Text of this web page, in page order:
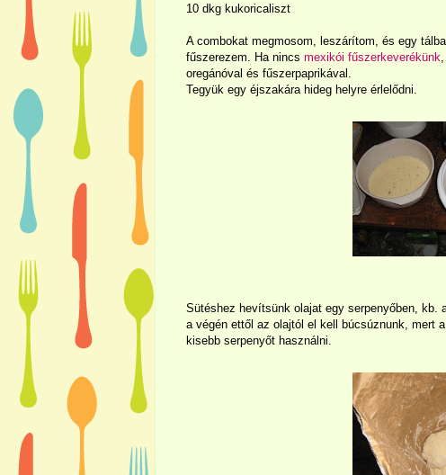
10 dkg kukoricaliszt
A combokat megmosom, leszárítom, és egy
fűszerezem. Ha nincs mexikói fűszerkeverékünk
oregánóval és fűszerpaprikával.
Tegyük egy éjszakára hideg helyre érlelődni.
Sütéshez hevítsünk olajat egy serpenyőben, kb.
a végén ettől az olajtól el kell búcsúznunk, mert
kisebb serpenyőt használni.